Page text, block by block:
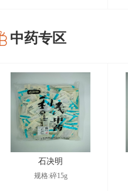
2026/8/7
2026/8/7
中药专区
石决明
规格:碎15g